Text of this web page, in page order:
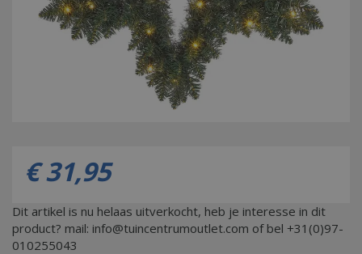
€ 31,95
Dit artikel is nu helaas uitverkocht, heb je interesse in dit
product? mail: info@tuincentrumoutlet.com of bel +31(0)97-
010255043